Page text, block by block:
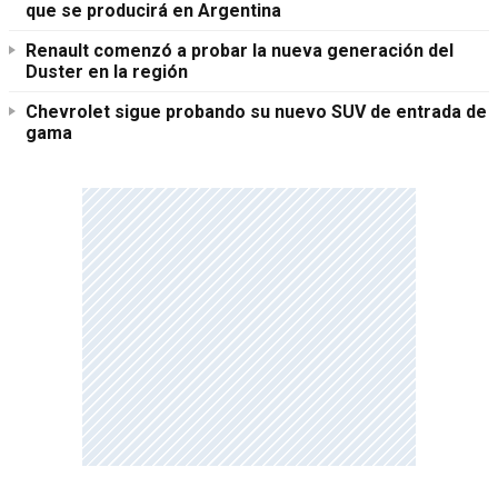
que se producirá en Argentina
Renault comenzó a probar la nueva generación del
Duster en la región
Chevrolet sigue probando su nuevo SUV de entrada de
gama